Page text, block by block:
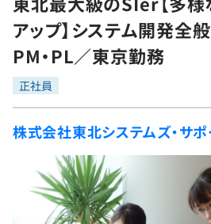
転職成功ガイド
転職エージェント
インタビュー
転職成功ガイド
求人検索
本選考
インターン
新卒エージェント
イベント・セミナー
インタビュー
学習
問題集
4択課題
ナレッジ
リファレンス
プログラミング言語
評価結果一覧
再チャレンジ結果一覧
ゲーム・マンガ
Tech Team Journal
paiza times
paizaとは？
アップ】システム開発全
PM・PL／東京勤務
正社員
株式会社東北システムズ・サポ